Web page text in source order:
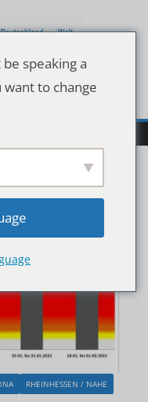
RHEINHESSEN / NAHE
speaking a
to change